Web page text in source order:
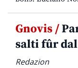
Gnovis /
salti fûr
Redazion